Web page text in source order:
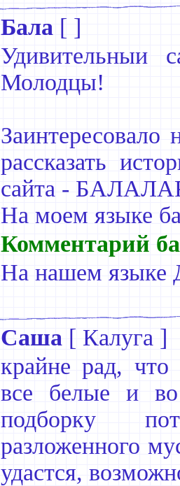
Бала [ ]
Удивительныи
Молодцы!
Заинтересовало
рассказать
сайта -
На моем языке
Комментарий
На нашем языке
Саша [ Калуга ]
крайне рад,
все белые и во
подборку
разложенного
удастся,